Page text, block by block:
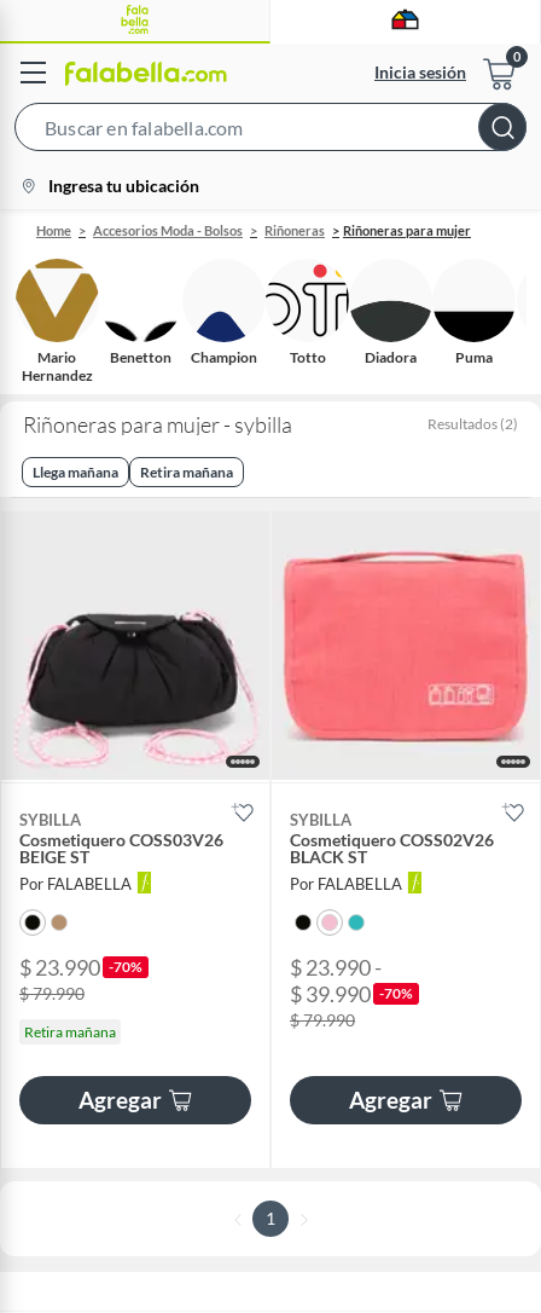
Inicia sesión
Bar
location-
icon
Ingresa tu ubicación
Home Accesorios Moda - Bolsos Riñoneras Riñoneras para mujer
Mario
Hernandez
Benetton Champion Totto Diadora Puma
Riñoneras para mujer - sybilla Resultados (2)
Llega mañana Retira mañana
SYBILLA
Cosmetiquero COSS03V26
BEIGE ST
Por FALABELLA
$ 23.990 -70%
$ 79.990
Retira mañana
Agregar
SYBILLA
Cosmetiquero COSS02V26
BLACK ST
Por FALABELLA
$ 23.990 -
$ 39.990 -70%
$ 79.990
Agregar
1